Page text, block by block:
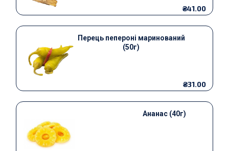
₴41.00
Перець пепероні маринований
(50г)
₴31.00
Ананас (40г)